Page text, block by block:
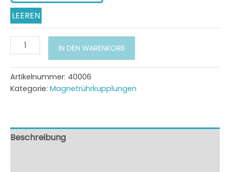
LEEREN
Magnetrührkupplung
BUK
Modellbaureihe
F
Menge
IN DEN WARENKORB
Artikelnummer: 40006
Kategorie: Magnetrührkupplungen
Beschreibung